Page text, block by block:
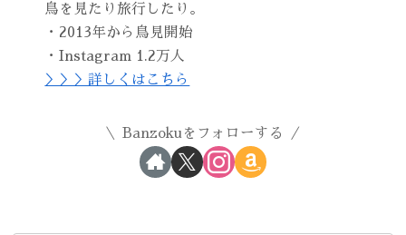
鳥を見たり旅行したり。
・2013年から鳥見開始
・Instagram 1.2万人
＞＞＞詳しくはこちら
Banzokuをフォローする